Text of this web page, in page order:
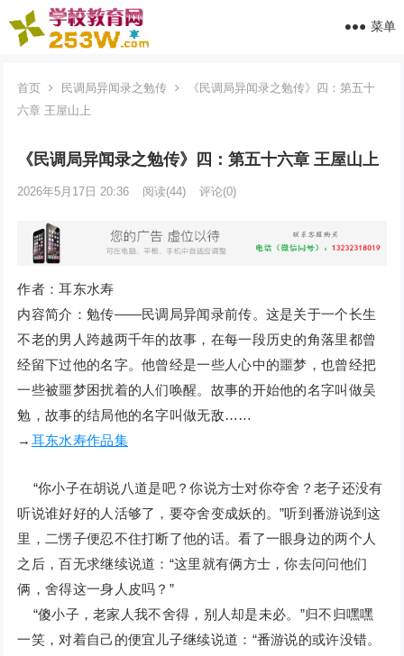
菜单
首页 民调局异闻录之勉传
《民调局异闻录之勉传》四：第五十
六章 王屋山上
《民调局异闻录之勉传》四：第五十六章 王屋山上
2026年5月17日 20:36 阅读(44) 评论(0)
作者：耳东水寿
内容简介：勉传——民调局异闻录前传。这是关于一个长生
不老的男人跨越两千年的故事，在每一段历史的角落里都曾
经留下过他的名字。他曾经是一些人心中的噩梦，也曾经把
一些被噩梦困扰着的人们唤醒。故事的开始他的名字叫做吴
勉，故事的结局他的名字叫做无敌……
→ 耳东水寿作品集
“你小子在胡说八道是吧？你说方士对你夺舍？老子还没有
听说谁好好的人活够了，要夺舍变成妖的。”听到番游说到这
里，二愣子便忍不住打断了他的话。看了一眼身边的两个人
之后，百无求继续说道：“这里就有俩方士，你去问问他们
俩，舍得这一身人皮吗？”
“傻小子，老家人我不舍得，别人却是未必。”归不归嘿嘿
一笑，对着自己的便宜儿子继续说道：“番游说的或许没错。